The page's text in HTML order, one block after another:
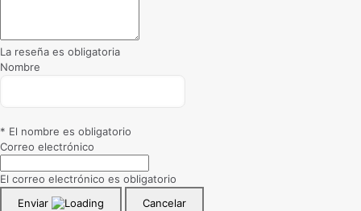
La reseña es obligatoria
Nombre
* El nombre es obligatorio
Correo electrónico
El correo electrónico es obligatorio
Enviar
Cancelar